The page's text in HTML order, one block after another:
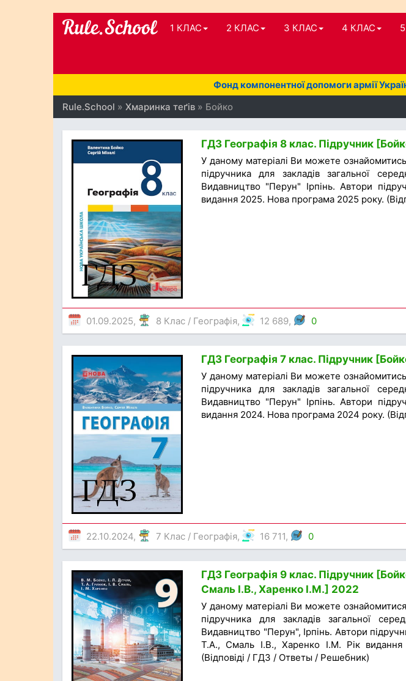
1 КЛАС 2 КЛАС 3 КЛАС 4 КЛАС
Фонд компонентної допомоги армії
Rule.School » Хмаринка теґів » Бойко
ГДЗ Географія 8 клас. Підручник
У даному матеріалі Ви можете
підручника для закладів загальної
Видавництво "Перун" Ірпінь. Автори
видання 2025. Нова програма 2025 року.
01.09.2025, 8 Клас / Географія, 12 689, 0
ГДЗ Географія 7 клас. Підручник
У даному матеріалі Ви можете
підручника для закладів загальної
Видавництво "Перун" Ірпінь. Автори
видання 2024. Нова програма 2024 року.
22.10.2024, 7 Клас / Географія, 16 711, 0
ГДЗ Географія 9 клас. Підручник
Смаль І.В., Харенко І.М.] 2022
У даному матеріалі Ви можете
підручника для закладів загальної
Видавництво "Перун", Ірпінь. Автори
Т.А., Смаль І.В., Харенко І.М. Рік
(Відповіді / ГДЗ / Ответы / Решебник)